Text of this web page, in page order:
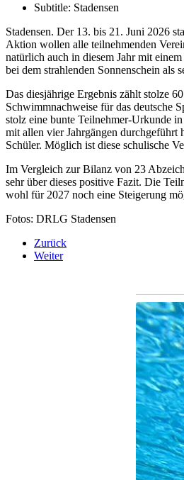
Subtitle: Stadensen
Stadensen. Der 13. bis 21. Juni 2026
Aktion wollen alle teilnehmenden
natürlich auch in diesem Jahr mit
bei dem strahlenden Sonnenschein als
Das diesjährige Ergebnis zählt stolze
Schwimmnachweise für das deutsche
stolz eine bunte Teilnehmer-Urkunde
mit allen vier Jahrgängen durchgeführt
Schüler. Möglich ist diese schulische
Im Vergleich zur Bilanz von 23
sehr über dieses positive Fazit. Die
wohl für 2027 noch eine Steigerung
Fotos: DRLG Stadensen
Zurück
Weiter